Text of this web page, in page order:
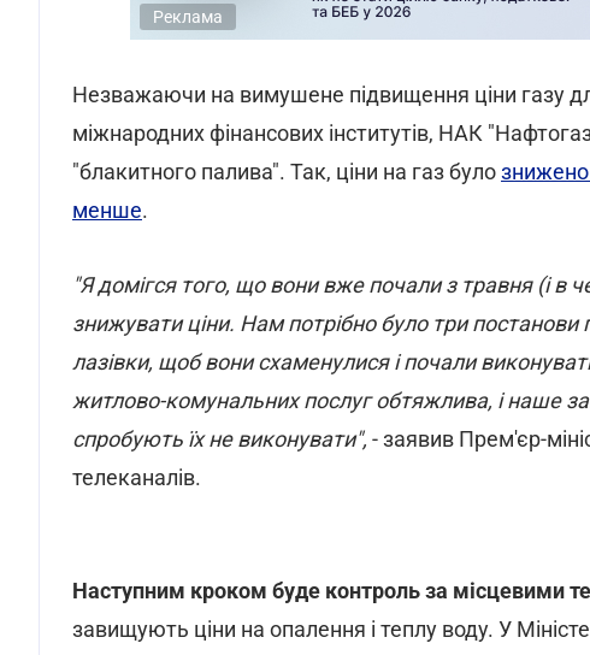
Реклама
Незважаючи на вимушене підвищення ціни газу
міжнародних фінансових інститутів, НАК
"блакитного палива". Так, ціни на газ булознижено
менше.
"Я домігся того, що вони вже почали з травня (і в
знижувати ціни. Нам потрібно було три постанови
лазівки, щоб вони схаменулися і почали
житлово-комунальних послуг обтяжлива, і наше
спробують їх не виконувати", - заявив Прем'єр-
телеканалів.
Наступним кроком буде контроль за місцевими
завищують ціни на опалення і теплу воду. У